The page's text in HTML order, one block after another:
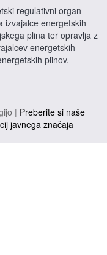
regulativni organ
izvajalce energetskih
plina ter opravlja z
energetskih
plinov.
| Preberite si naše
javnega značaja